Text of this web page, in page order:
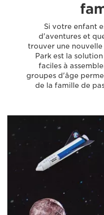
Si votre enfant
d'aventures et
trouver une
Park est la
faciles à
groupes d'âge
de la famille de